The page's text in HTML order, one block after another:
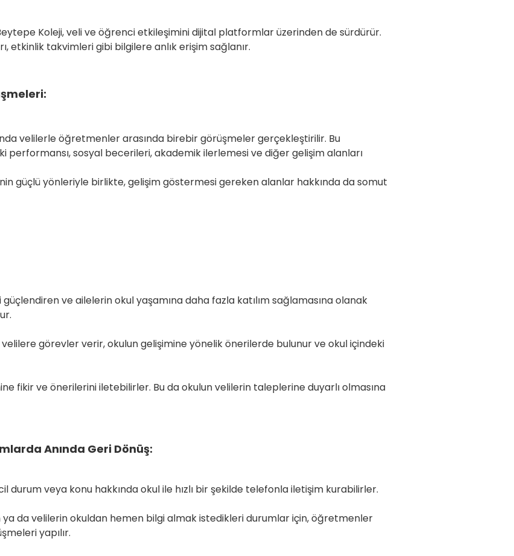
Koleji, veli ve öğrenci etkileşimini dijital platformlar üzerinden de sürdürür.
etkinlik takvimleri gibi bilgilere anlık erişim sağlanır.
velilerle öğretmenler arasında birebir görüşmeler gerçekleştirilir. Bu
performansı, sosyal becerileri, akademik ilerlemesi ve diğer gelişim alanları
paylaşılır.
güçlü yönleriyle birlikte, gelişim göstermesi gereken alanlar hakkında da somut
ve ailelerin okul yaşamına daha fazla katılım sağlamasına olanak
aile birliği kurulmuştur.
görevler verir, okulun gelişimine yönelik önerilerde bulunur ve okul içindeki
destek verir.
fikir ve önerilerini iletebilirler. Bu da okulun velilerin taleplerine duyarlı olmasına
Anında Geri Dönüş:
durum veya konu hakkında okul ile hızlı bir şekilde telefonla iletişim kurabilirler.
ya da velilerin okuldan hemen bilgi almak istedikleri durumlar için, öğretmenler
yapılır.